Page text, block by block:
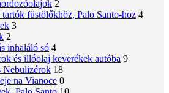
2
füstölőkhöz, Palo Santo-hoz 4
3
2
inhaláló só 4
és illóolaj keverékek autóba 9
Nebulizérok 18
na Vianoce 0